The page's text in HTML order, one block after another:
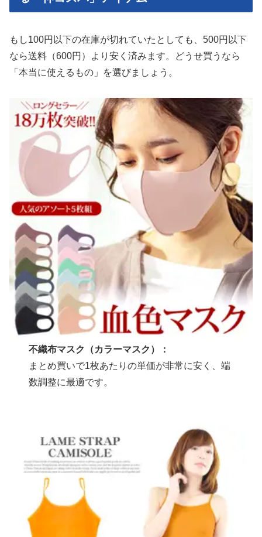
もし100円以下の在庫が切れていたとしても、500円以下
なら送料（600円）より安く済みます。どうせ買うなら
「本当に使えるもの」を選びましょう。
不織布マスク（カラーマスク）：
まとめ買いで1枚あたりの単価が非常に安く、端
数調整に最適です。